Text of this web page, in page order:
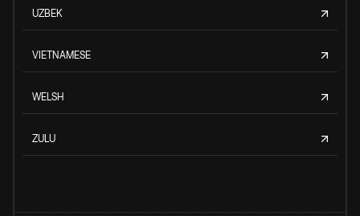
UZBEK
VIETNAMESE
WELSH
ZULU